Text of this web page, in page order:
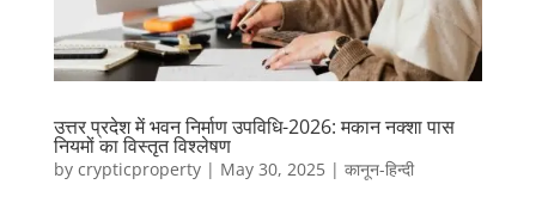
उत्तर प्रदेश में भवन निर्माण उपविधि-2026: मकान नक्शा पास
नियमों का विस्तृत विश्लेषण
by crypticproperty| May 30, 2025| कानून-हिन्दी